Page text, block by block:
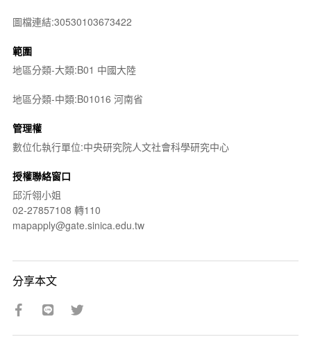
圖檔連結:30530103673422
範圍
地區分類-大類:B01 中國大陸
地區分類-中類:B01016 河南省
管理權
數位化執行單位:中央研究院人文社會科學研究中心
授權聯絡窗口
邱沂翎小姐
02-27857108 轉110
mapapply@gate.sinica.edu.tw
分享本文